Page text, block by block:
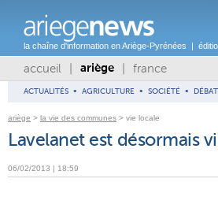
la chaîne d'information en Ariège-Pyrénées |
accueil ariège france
ACTUALITÉS • AGRICULTURE • SOCIÉTÉ •
ariège > la vie des communes > vie locale
Lavelanet est désormais
06/02/2013 | 18:59